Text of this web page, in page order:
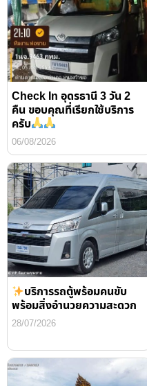
Check In อุดรธานี 3 วัน 2
คืน ขอบคุณที่เรียกใช้บริการ
ครับ
06/08/2026
บริการรถตู้พร้อมคนขับ
พร้อมสิ่งอำนวยความสะดวก
28/07/2026